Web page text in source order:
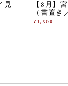
見
【8月】
（書置き
¥1,500